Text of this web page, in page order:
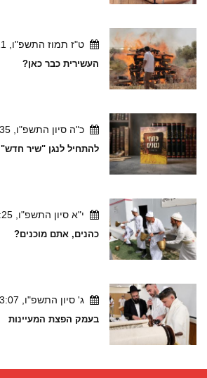
ט"ז תמוז התשפ"ו, 11:11
העשירית כבר כאן?
כ"ה סיון התשפ"ו, 11:35
להתחיל לנגן "שיר חדש"
י"א סיון התשפ"ו, 10:25
כהנים, אתם מוכנים?
ג' סיון התשפ"ו, 13:07
בעמק הפצת המעיינות